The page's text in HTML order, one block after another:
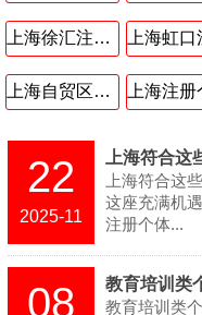
上海徐汇注册公司
上海自贸区注册公司
22
2025-11
上海符合这
上海符合这
这座充满机
注册个体...
08 教育培训类
教育培训类